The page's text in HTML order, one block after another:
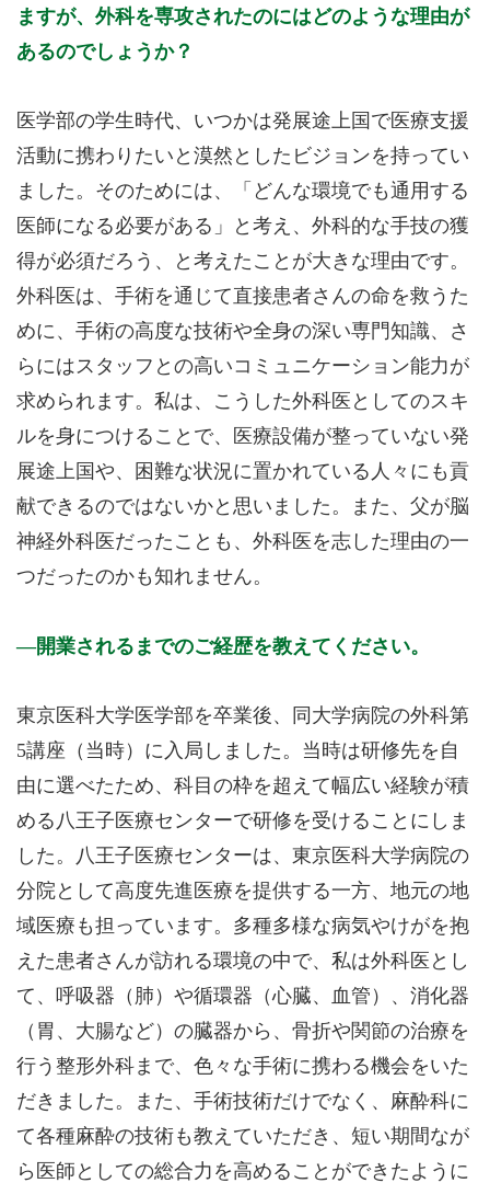
ますが、外科を専攻されたのにはどのような理由が
あるのでしょうか？
医学部の学生時代、いつかは発展途上国で医療支援
活動に携わりたいと漠然としたビジョンを持ってい
ました。そのためには、「どんな環境でも通用する
医師になる必要がある」と考え、外科的な手技の獲
得が必須だろう、と考えたことが大きな理由です。
外科医は、手術を通じて直接患者さんの命を救うた
めに、手術の高度な技術や全身の深い専門知識、さ
らにはスタッフとの高いコミュニケーション能力が
求められます。私は、こうした外科医としてのスキ
ルを身につけることで、医療設備が整っていない発
展途上国や、困難な状況に置かれている人々にも貢
献できるのではないかと思いました。また、父が脳
神経外科医だったことも、外科医を志した理由の一
つだったのかも知れません。
開業されるまでのご経歴を教えてください。
東京医科大学医学部を卒業後、同大学病院の外科第
5講座（当時）に入局しました。当時は研修先を自
由に選べたため、科目の枠を超えて幅広い経験が積
める八王子医療センターで研修を受けることにしま
した。八王子医療センターは、東京医科大学病院の
分院として高度先進医療を提供する一方、地元の地
域医療も担っています。多種多様な病気やけがを抱
えた患者さんが訪れる環境の中で、私は外科医とし
て、呼吸器（肺）や循環器（心臓、血管）、消化器
（胃、大腸など）の臓器から、骨折や関節の治療を
行う整形外科まで、色々な手術に携わる機会をいた
だきました。また、手術技術だけでなく、麻酔科に
て各種麻酔の技術も教えていただき、短い期間なが
ら医師としての総合力を高めることができたように